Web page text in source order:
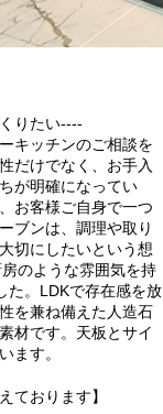
りたい----
キッチンのご相談を
だけでなく、お手入
が明確になってい
お客様ご自身で一つ
ブンは、調理や取り
切にしたいという想
のような雰囲気を持
た。LDKで存在感を放
を兼ね備えた人造石
材です。天板とサイ
ます。
ております】